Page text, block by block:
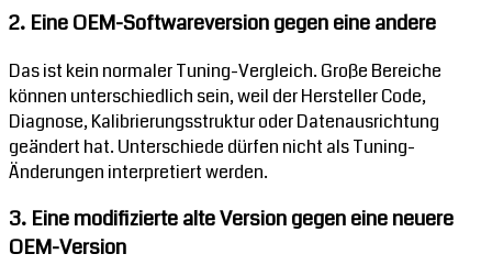
2. Eine OEM-Softwareversion gegen eine andere
Das ist kein normaler Tuning-Vergleich. Große Bereiche
können unterschiedlich sein, weil der Hersteller Code,
Diagnose, Kalibrierungsstruktur oder Datenausrichtung
geändert hat. Unterschiede dürfen nicht als Tuning-
Änderungen interpretiert werden.
3. Eine modifizierte alte Version gegen eine neuere
OEM-Version